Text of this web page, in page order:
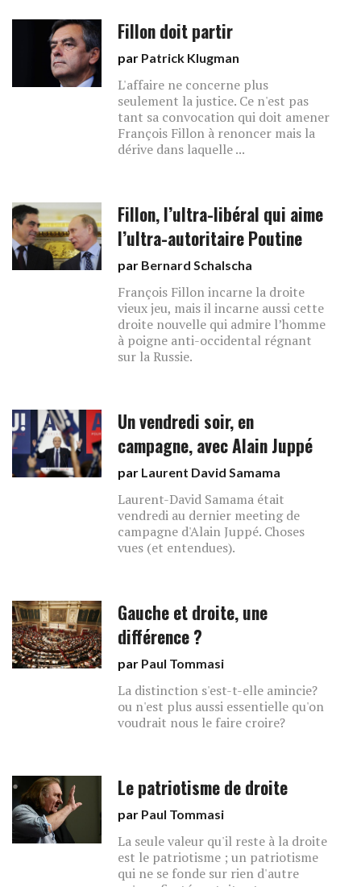
Fillon doit partir
par Patrick Klugman
L'affaire ne concerne plus
seulement la justice. Ce n'est pas
tant sa convocation qui doit amener
François Fillon à renoncer mais la
dérive dans laquelle ...
Fillon, l’ultra-libéral qui aime
l’ultra-autoritaire Poutine
par Bernard Schalscha
François Fillon incarne la droite
vieux jeu, mais il incarne aussi cette
droite nouvelle qui admire l’homme
à poigne anti-occidental régnant
sur la Russie.
Un vendredi soir, en
campagne, avec Alain Juppé
par Laurent David Samama
Laurent-David Samama était
vendredi au dernier meeting de
campagne d'Alain Juppé. Choses
vues (et entendues).
Gauche et droite, une
différence ?
par Paul Tommasi
La distinction s'est-t-elle amincie?
ou n'est plus aussi essentielle qu'on
voudrait nous le faire croire?
Le patriotisme de droite
par Paul Tommasi
La seule valeur qu'il reste à la droite
est le patriotisme ; un patriotisme
qui ne se fonde sur rien d'autre